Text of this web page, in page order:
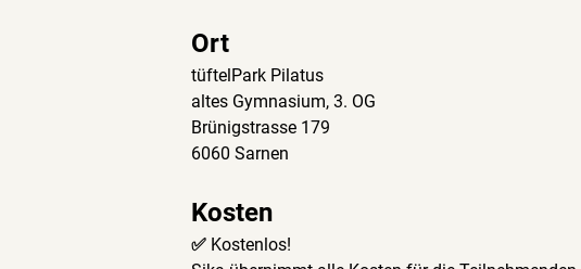
Ort
tüftelPark Pilatus
altes Gymnasium, 3. OG
Brünigstrasse 179
6060 Sarnen
Kosten
✅ Kostenlos!